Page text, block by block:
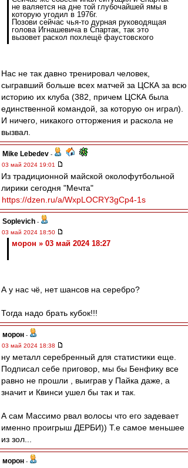
не валяется на дне той глубочайшей ямы в
которую угодил в 1976г.
Позови сейчас чья-то дурная руководящая
голова Игнашевича в Спартак, так это
вызовет раскол похлещё фаустовского
Нас не так давно тренировал человек,
сыгравший больше всех матчей за ЦСКА за всю
историю их клуба (382, причем ЦСКА была
единственной командой, за которую он играл).
И ничего, никакого отторжения и раскола не
вызвал.
Mike Lebedev -
03 май 2024 19:01
Из традиционной майской околофутбольной
лирики сегодня "Мечта"
https://dzen.ru/a/WxpLOCRY3gCp4-1s
Soplevich -
03 май 2024 18:50
морон » 03 май 2024 18:27
А у нас чё, нет шансов на серебро?
Тогда надо брать кубок!!!
морон -
03 май 2024 18:38
ну металл серебренный для статистики еще.
Подписал себе приговор, мы бы Бенфику все
равно не прошли , выиграв у Пайка даже, а
значит и Квинси ушел бы так и так.
А сам Массимо рвал волосы что его задевает
именно проигрыш ДЕРБИ)) Т.е самое меньшее
из зол...
морон -